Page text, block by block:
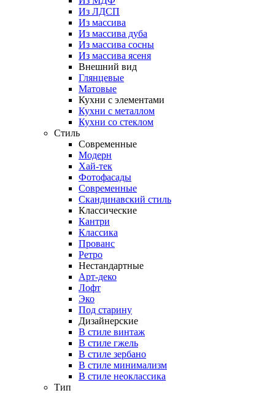
Из ЛДСП
Из массива
Из массива дуба
Из массива сосны
Из массива ясеня
Внешний вид
Глянцевые
Матовые
Кухни с элементами
Кухни с металлом
Кухни со стеклом
Стиль
Современные
Модерн
Хай-тек
Фотофасады
Современные
Скандинавский стиль
Классические
Кантри
Классика
Прованс
Ретро
Нестандартные
Арт-деко
Лофт
Эко
Под старину
Дизайнерские
В стиле винтаж
В стиле гжель
В стиле зербано
В стиле минимализм
В стиле неоклассика
Тип